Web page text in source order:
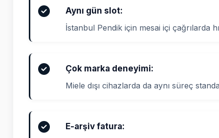
Aynı gün slot:
İstanbul Pendik için mesai içi çağrılarda
Çok marka deneyimi:
Miele dışı cihazlarda da aynı süreç
E-arşiv fatura: